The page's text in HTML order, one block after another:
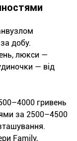
добу.
люкси —
— від
гривень
за 2500–4500
Family,